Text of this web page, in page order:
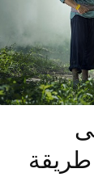
طريقة